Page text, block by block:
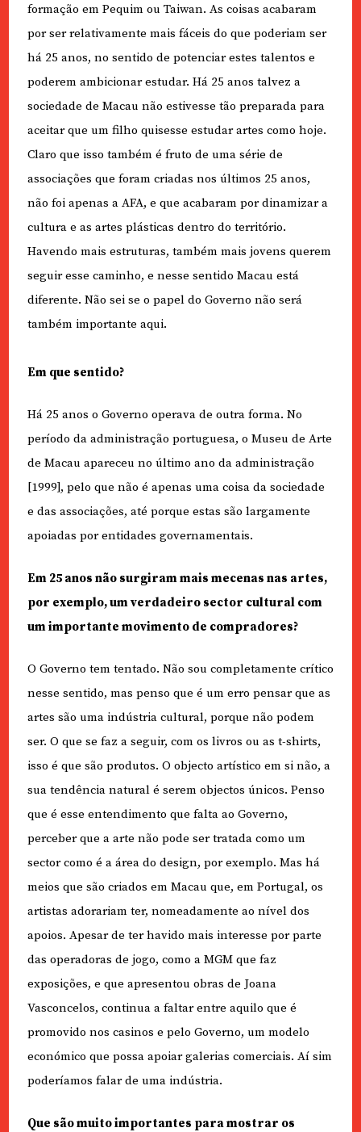
formação em Pequim ou Taiwan. As coisas acabaram
por ser relativamente mais fáceis do que poderiam ser
há 25 anos, no sentido de potenciar estes talentos e
poderem ambicionar estudar. Há 25 anos talvez a
sociedade de Macau não estivesse tão preparada para
aceitar que um filho quisesse estudar artes como hoje.
Claro que isso também é fruto de uma série de
associações que foram criadas nos últimos 25 anos,
não foi apenas a AFA, e que acabaram por dinamizar a
cultura e as artes plásticas dentro do território.
Havendo mais estruturas, também mais jovens querem
seguir esse caminho, e nesse sentido Macau está
diferente. Não sei se o papel do Governo não será
também importante aqui.
Em que sentido?
Há 25 anos o Governo operava de outra forma. No
período da administração portuguesa, o Museu de Arte
de Macau apareceu no último ano da administração
[1999], pelo que não é apenas uma coisa da sociedade
e das associações, até porque estas são largamente
apoiadas por entidades governamentais.
Em 25 anos não surgiram mais mecenas nas artes,
por exemplo, um verdadeiro sector cultural com
um importante movimento de compradores?
O Governo tem tentado. Não sou completamente crítico
nesse sentido, mas penso que é um erro pensar que as
artes são uma indústria cultural, porque não podem
ser. O que se faz a seguir, com os livros ou as t-shirts,
isso é que são produtos. O objecto artístico em si não, a
sua tendência natural é serem objectos únicos. Penso
que é esse entendimento que falta ao Governo,
perceber que a arte não pode ser tratada como um
sector como é a área do design, por exemplo. Mas há
meios que são criados em Macau que, em Portugal, os
artistas adorariam ter, nomeadamente ao nível dos
apoios. Apesar de ter havido mais interesse por parte
das operadoras de jogo, como a MGM que faz
exposições, e que apresentou obras de Joana
Vasconcelos, continua a faltar entre aquilo que é
promovido nos casinos e pelo Governo, um modelo
económico que possa apoiar galerias comerciais. Aí sim
poderíamos falar de uma indústria.
Que são muito importantes para mostrar os